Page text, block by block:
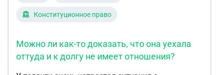
Конституционное право
Можно ли как-то доказать, что она уехала
оттуда и к долгу не имеет отношения?